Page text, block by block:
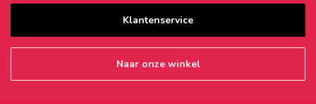
Klantenservice
Naar onze winkel